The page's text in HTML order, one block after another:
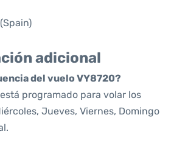
adicional
del vuelo VY8720?
programado para volar los
Jueves, Viernes, Domingo